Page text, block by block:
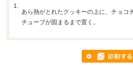
1.
あら熱がとれたクッキーの上に、チョコ
チューブが固まるまで置く。